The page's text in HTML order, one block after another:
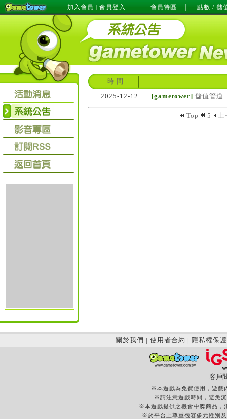
加入會員 | 會員登入 會員特區 點數 / 儲
時 間
2025-12-12
[gametower] 儲值管道
Top 5 上
關於我們 | 使用者合約 | 隱私權保護
客戶
※本遊戲為免費使用，遊戲
※請注意遊戲時間，避免
※本遊戲提供之機會中獎商品，
※於平台上尊重包容多元性別